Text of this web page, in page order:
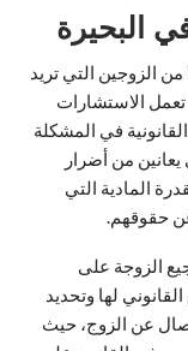
البحيرة
الزوجين التي تريد
تعمل الاستشارات
في المشكلة
يعانين من أضرار
المادية التي
حقوقهم.
الزوجة على
لها وتحديد
عن الزوج، حيث